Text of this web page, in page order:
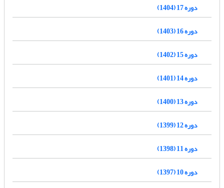
دوره 17 (1404)
دوره 16 (1403)
دوره 15 (1402)
دوره 14 (1401)
دوره 13 (1400)
دوره 12 (1399)
دوره 11 (1398)
دوره 10 (1397)